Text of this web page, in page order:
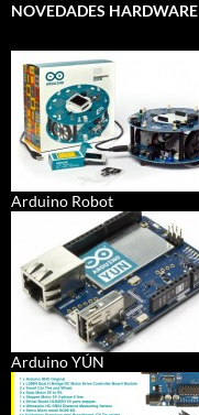
NOVEDADES HARDWARE
Arduino Robot
Arduino YÚN